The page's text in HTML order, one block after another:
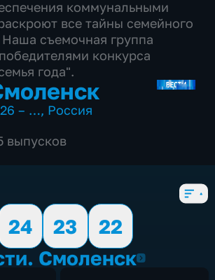
коммунальными
все тайны семейного
съемочная группа
конкурса
года".
– …, Россия
выпусков
24 23
22
Смоленск2026